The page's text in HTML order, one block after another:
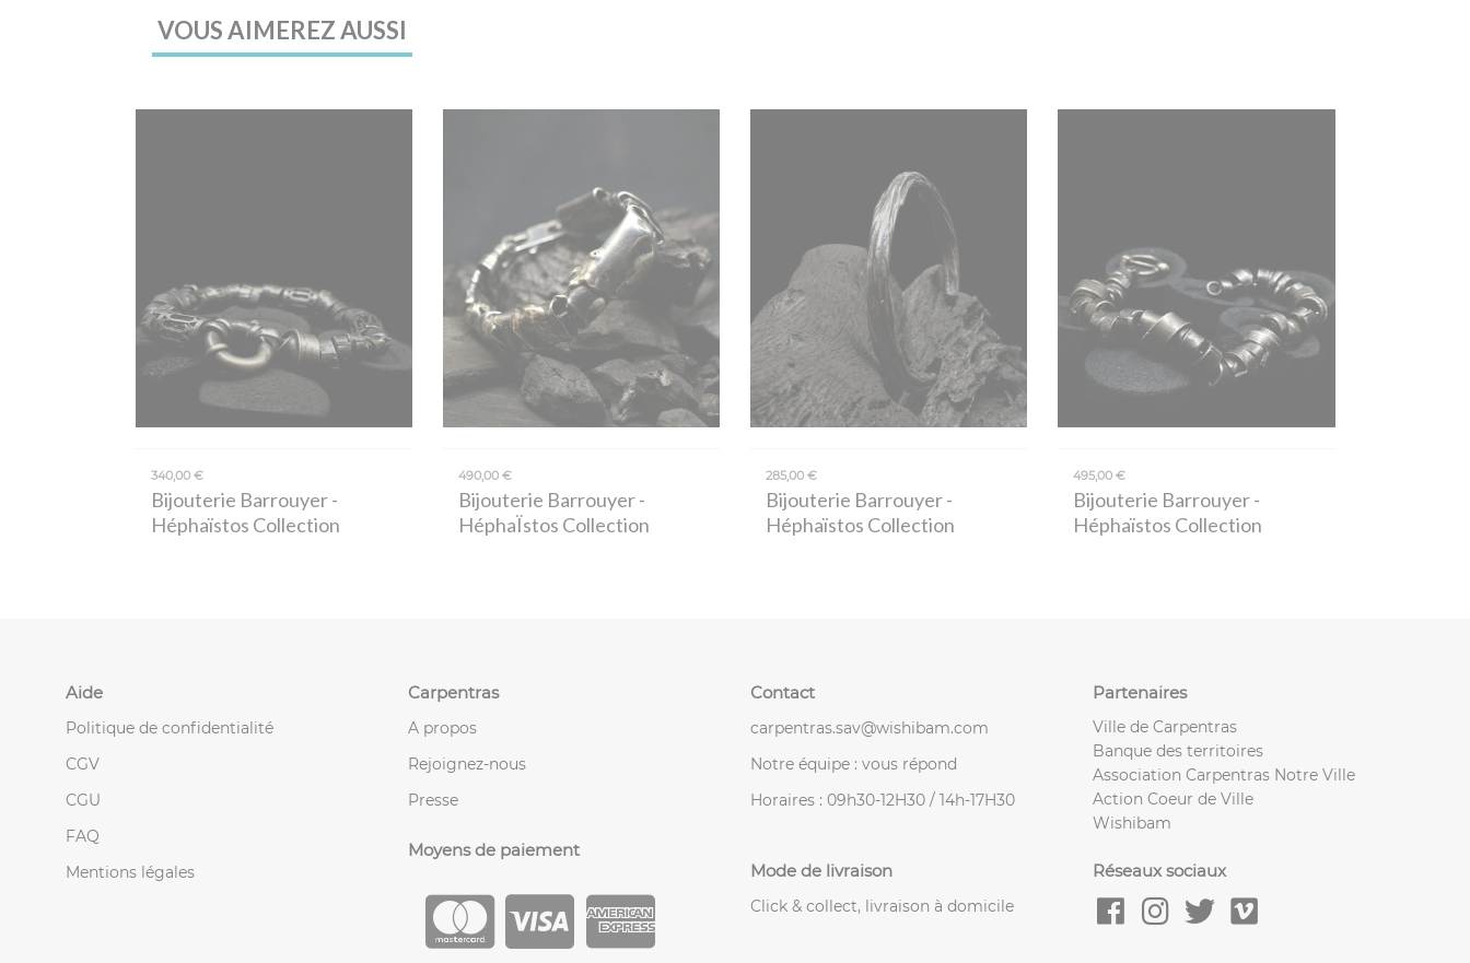
VOUS AIMEREZ AUSSI
340,00 €
Bijouterie Barrouyer-
Héphaïstos Collection
490,00 €
Bijouterie Barrouyer-
HéphaÏstos Collection
285,00 €
Bijouterie Barrouyer-
Héphaïstos Collection
495,00 €
Bijouterie Barrouyer-
Héphaïstos Collection
Aide
Politique de confidentialité
CGV
CGU
FAQ
Mentions légales
Carpentras
A propos
Rejoignez-nous
Presse
Moyens de paiement
Contact
carpentras.sav@wishibam.com
Notre équipe : vous répond
Horaires : 09h30-12H30 / 14h-17H30
Mode de livraison
Click & collect, livraison à domicile
Partenaires
Ville de Carpentras
Banque des territoires
Association Carpentras Notre Ville
Action Coeur de Ville
Wishibam
Réseaux sociaux